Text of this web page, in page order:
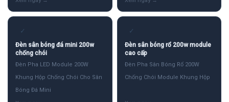
✓
Đèn sân bóng đá mini 200w
chống chói
Đèn Pha LED Module 200W
Khung Hộp Chống Chói Cho Sân
Bóng Đá Mini
✓
Đèn sân bóng rổ 200w module
cao cấp
Đèn Pha Sân Bóng Rổ 200W
Chống Chói Module Khung Hộp